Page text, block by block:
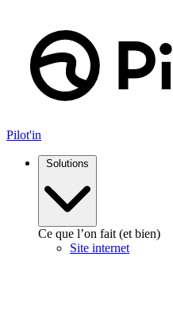
Pilot'in
Solutions
Ce que l’on fait (et bien)
Site internet